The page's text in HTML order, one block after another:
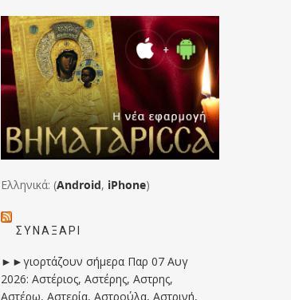
Ελληνικά: (Android, iPhone)
ΣΥΝΑΞΆΡΙ
►►γιορτάζουν σήμερα Παρ 07 Αυγ
2026: Αστέριος, Αστέρης, Αστρης,
Αστέρω, Αστερία, Αστρούλα, Αστρινή,